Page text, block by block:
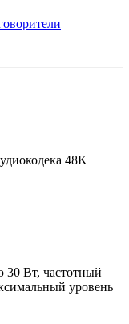
48K
30 Вт, частотный
уровень